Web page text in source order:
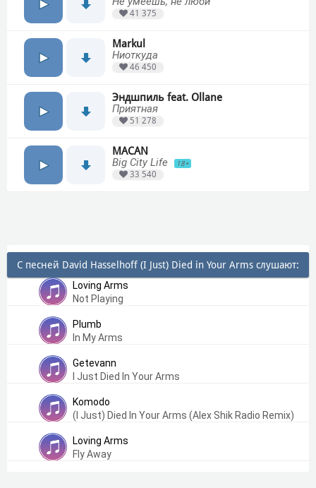
41 375
Markul
Ниоткуда
46 450
Эндшпиль feat. Ollane
Приятная
51 278
MACAN
Big City Life
18+
33 540
С песней David Hasselhoff (I Just) Died in Your Arms слушают:
Loving Arms
Not Playing
Plumb
In My Arms
Getevann
I Just Died In Your Arms
Komodo
(I Just) Died In Your Arms (Alex Shik Radio Remix)
Loving Arms
Fly Away